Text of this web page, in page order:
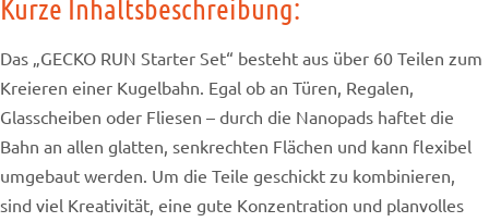
Kurze Inhaltsbeschreibung:
Das „GECKO RUN Starter Set“ besteht aus über 60 Teilen zum
Kreieren einer Kugelbahn. Egal ob an Türen, Regalen,
Glasscheiben oder Fliesen – durch die Nanopads haftet die
Bahn an allen glatten, senkrechten Flächen und kann flexibel
umgebaut werden. Um die Teile geschickt zu kombinieren,
sind viel Kreativität, eine gute Konzentration und planvolles